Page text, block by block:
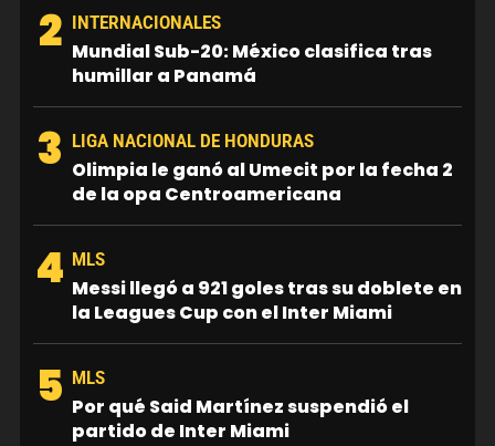
2 INTERNACIONALES
Mundial Sub-20: México clasifica tras
humillar a Panamá
3 LIGA NACIONAL DE HONDURAS
Olimpia le ganó al Umecit por la fecha 2
de la opa Centroamericana
4 MLS
Messi llegó a 921 goles tras su doblete en
la Leagues Cup con el Inter Miami
5 MLS
Por qué Said Martínez suspendió el
partido de Inter Miami